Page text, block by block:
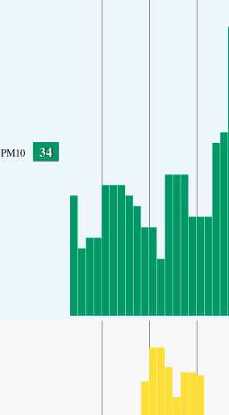
PM10 34